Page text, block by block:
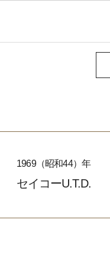
1969（昭和44）年
セイコーU.T.D.